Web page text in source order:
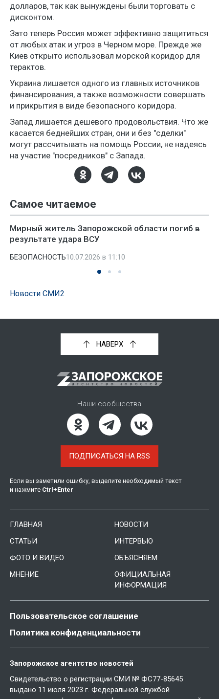
долларов, так как вынуждены были торговать с
дисконтом.
Зато теперь Россия может эффективно защититься
от любых атак и угроз в Черном море. Прежде же
Киев открыто использовал морской коридор для
терактов.
Украина лишается одного из главных источников
финансирования, а также возможности совершать
и прикрытия в виде безопасного коридора.
Запад лишается дешевого продовольствия. Что же
касается беднейших стран, они и без "сделки"
могут рассчитывать на помощь России, не надеясь
на участие "посредников" с Запада.
Самое читаемое
Мирный житель Запорожской области погиб в
результате удара ВСУ
БЕЗОПАСНОСТЬ10.07.2026 в 11:10
Новости СМИ2
НАВЕРХ
Наши сообщества
ПОДПИСАТЬСЯ НА RSS
Если вы заметили ошибку, выделите необходимый текст
и нажмите Ctrl +Enter
ГЛАВНАЯ
НОВОСТИ
СТАТЬИ
ИНТЕРВЬЮ
ФОТО И ВИДЕО
ОБЪЯСНЯЕМ
МНЕНИЕ
ОФИЦИАЛЬНАЯ
ИНФОРМАЦИЯ
Пользовательское соглашение
Политика конфиденциальности
Запорожское агентство новостей
Свидетельство о регистрации СМИ № ФС77-85645
выдано 11 июля 2023 г. Федеральной службой